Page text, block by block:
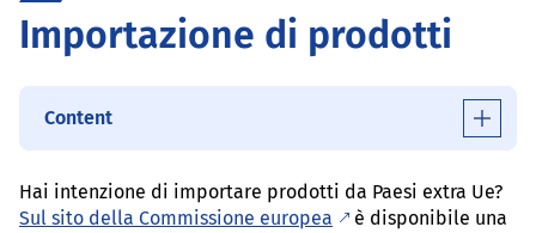
Importazione di prodotti
Content
Hai intenzione di importare prodotti da Paesi extra Ue?
Sul sito della Commissione europea
è disponibile una